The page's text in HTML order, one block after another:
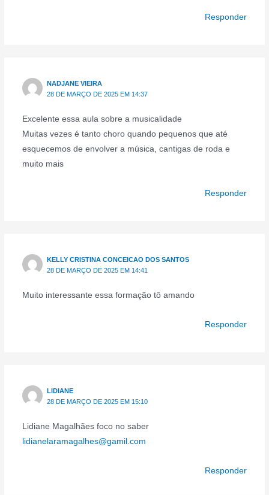
Responder
NADJANE VIEIRA
28 DE MARÇO DE 2025 EM 14:37
Excelente essa aula sobre a musicalidade
Muitas vezes é tanto choro quando pequenos que até
esquecemos de envolver a música, cantigas de roda e
muito mais
Responder
KELLY CRISTINA CONCEICAO DOS SANTOS
28 DE MARÇO DE 2025 EM 14:41
Muito interessante essa formação tô amando
Responder
LIDIANE
28 DE MARÇO DE 2025 EM 15:10
Lidiane Magalhães foco no saber
lidianelaramagalhes@gamil.com
Responder